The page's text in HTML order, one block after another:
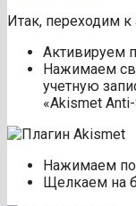
Итак, переходим к
Активируем
Нажимаем
учетную
«Akismet
Нажимаем
Щелкаем на